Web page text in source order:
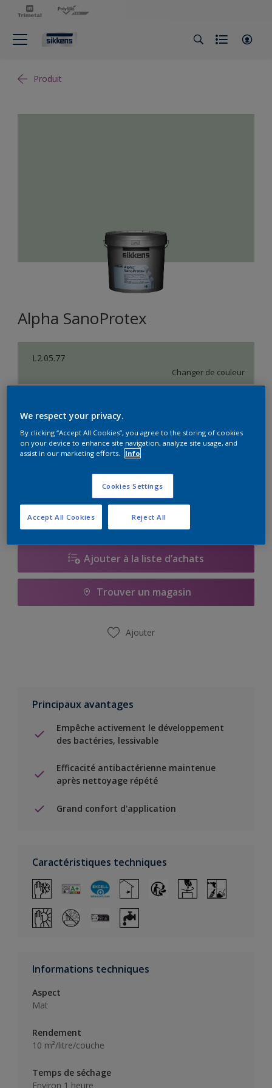
Produit
Alpha SanoProtex
L2.05.77
Changer de couleur
Quantité Calculateur de peinture
Ajouter à la liste d’achats
Trouver un magasin
Ajouter
Principaux avantages
Empêche activement le développement
des bactéries, lessivable
Efficacité antibactérienne maintenue
après nettoyage répété
Grand confort d'application
Caractéristiques techniques
Informations techniques
Aspect
Mat
Rendement
10 m²/litre/couche
Temps de séchage
Environ 1 heure
We respect your privacy.
By clicking “Accept All Cookies”, you agree to the storing of cookies
on your device to enhance site navigation, analyze site usage, and
assist in our marketing efforts.
Info
Cookies Settings
Reject All
Accept All Cookies